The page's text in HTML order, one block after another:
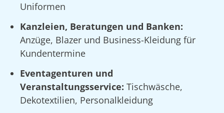
Uniformen
Kanzleien, Beratungen und Banken:
Anzüge, Blazer und Business-Kleidung für
Kundentermine
Eventagenturen und
Veranstaltungsservice: Tischwäsche,
Dekotextilien, Personalkleidung